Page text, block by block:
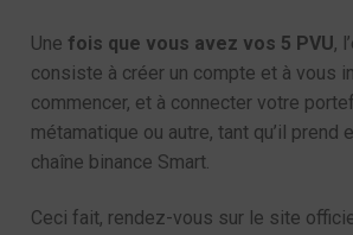
Une fois que vous avez vos 5 PVU,
consiste à créer un compte et à vous
commencer, et à connecter votre
métamatique ou autre, tant qu’il prend
chaîne binance Smart.
Ceci fait, rendez-vous sur le site